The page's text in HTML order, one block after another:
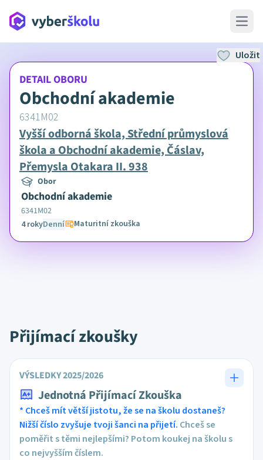
Open
DETAIL OBORU
Obchodní akademie
6341M02
Vyšší odborná škola, Střední průmyslová
škola a Obchodní akademie, Čáslav,
Přemysla Otakara II. 938
Obor
Obchodní akademie
6341M02
4 rokyDenní Maturitní zkouška
Uložit
Přijímací zkoušky
VÝSLEDKY 2025/2026
Jednotná Přijímací Zkouška
* Chceš mít větší jistotu, že se na školu dostaneš?
Nižší číslo zvyšuje tvoji šanci na přijetí. Chceš se
poměřit s těmi nejlepšími? Potom koukej na školu s
co nejvyšším číslem.